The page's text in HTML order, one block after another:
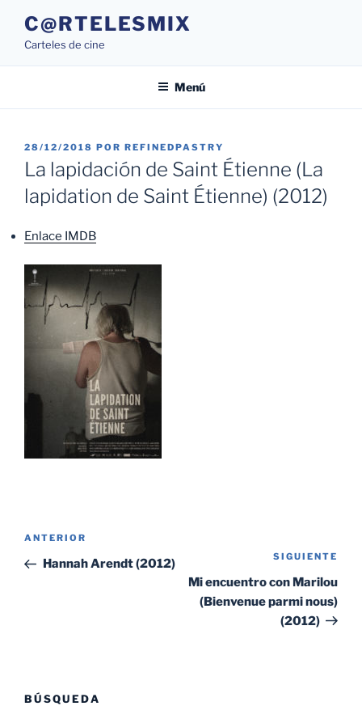
contenido
C@RTELESMIX
Carteles de cine
Menú
PUBLICADO
EL
28/12/2018 POR REFINEDPASTRY
La lapidación de Saint Étienne (La
lapidation de Saint Étienne) (2012)
Enlace IMDB
Navegación
entradas
Entrada
anterior:
ANTERIOR
Hannah Arendt (2012)
SIGUIENTE
Mi encuentro con Marilou
(Bienvenue parmi nous)
(2012)
BÚSQUEDA